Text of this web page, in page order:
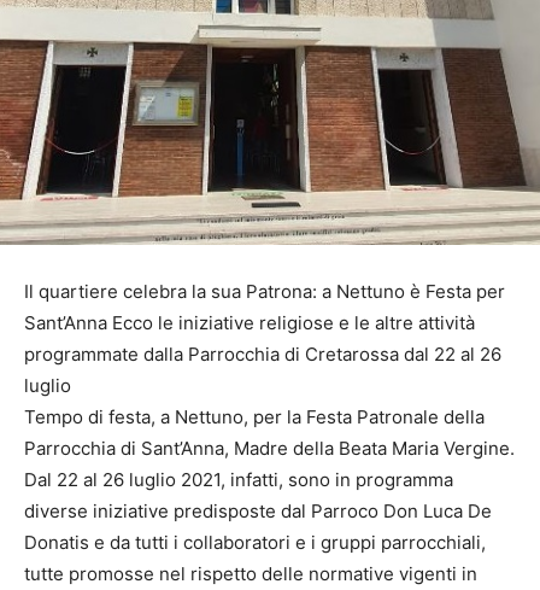
Il quartiere celebra la sua Patrona: a Nettuno è Festa per
Sant’Anna Ecco le iniziative religiose e le altre attività
programmate dalla Parrocchia di Cretarossa dal 22 al 26
luglio
Tempo di festa, a Nettuno, per la Festa Patronale della
Parrocchia di Sant’Anna, Madre della Beata Maria Vergine.
Dal 22 al 26 luglio 2021, infatti, sono in programma
diverse iniziative predisposte dal Parroco Don Luca De
Donatis e da tutti i collaboratori e i gruppi parrocchiali,
tutte promosse nel rispetto delle normative vigenti in